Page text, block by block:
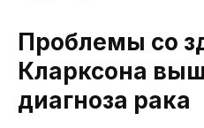
Проблемы со
Кларксона
диагноза рака